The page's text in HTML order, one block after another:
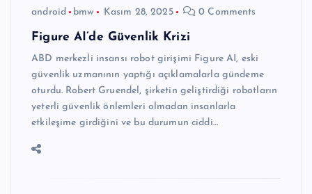
android bmw Kasım 28, 2025 0 Comments
Figure AI’de Güvenlik Krizi
ABD merkezli insansı robot girişimi Figure AI, eski
güvenlik uzmanının yaptığı açıklamalarla gündeme
oturdu. Robert Gruendel, şirketin geliştirdiği robotların
yeterli güvenlik önlemleri olmadan insanlarla
etkileşime girdiğini ve bu durumun ciddi…